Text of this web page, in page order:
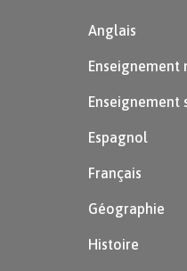
Anglais
Enseignement
Enseignement
Espagnol
Français
Géographie
Histoire